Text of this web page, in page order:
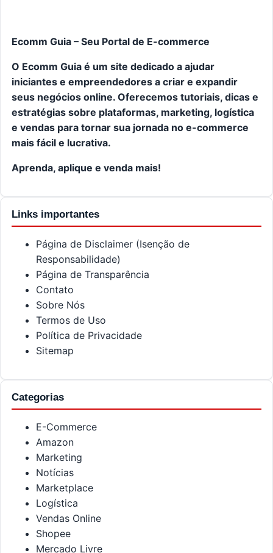
Ecomm Guia – Seu Portal de E-commerce
O Ecomm Guia é um site dedicado a ajudar
iniciantes e empreendedores a criar e expandir
seus negócios online. Oferecemos tutoriais, dicas e
estratégias sobre plataformas, marketing, logística
e vendas para tornar sua jornada no e-commerce
mais fácil e lucrativa.
Aprenda, aplique e venda mais!
Links importantes
Página de Disclaimer (Isenção de
Responsabilidade)
Página de Transparência
Contato
Sobre Nós
Termos de Uso
Política de Privacidade
Sitemap
Categorias
E-Commerce
Amazon
Marketing
Notícias
Marketplace
Logística
Vendas Online
Shopee
Mercado Livre